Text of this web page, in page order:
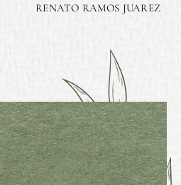
RENATO RAMOS JUAREZ